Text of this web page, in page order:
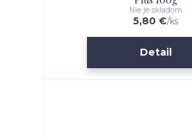
5,80 €/ks
Nie je skladom
Detail